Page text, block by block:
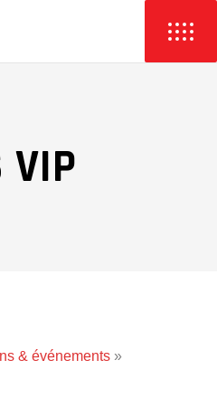
VIP
& événements »